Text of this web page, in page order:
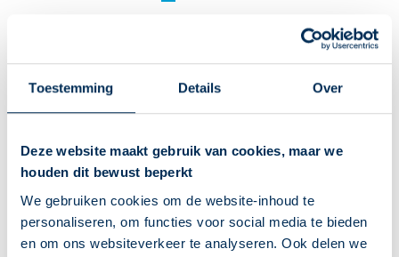
Toestemming Details Over
Deze website maakt gebruik van cookies, maar we
houden dit bewust beperkt
We gebruiken cookies om de website-inhoud te
personaliseren, om functies voor social media te bieden
en om ons websiteverkeer te analyseren. Ook delen we
V
Veendam
Veenendaal
Velsen Noord